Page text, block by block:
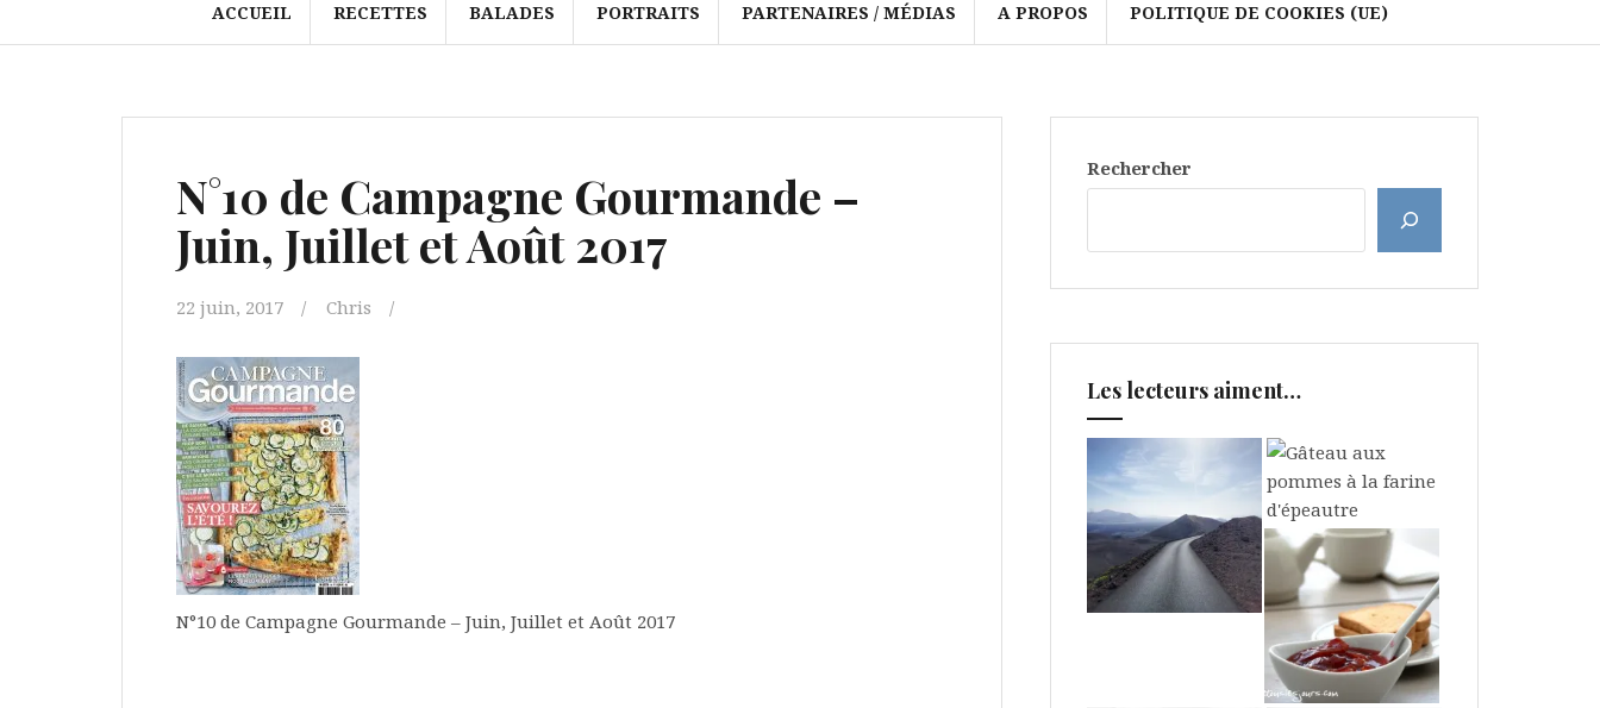
ACCUEIL RECETTES BALADES PORTRAITS PARTENAIRES / MÉDIAS A PROPOS POLITIQUE DE COOKIES (UE)
N°10 de Campagne Gourmande –
Juin, Juillet et Août 2017
22 juin, 2017 Chris
N°10 de Campagne Gourmande – Juin, Juillet et Août 2017
Rechercher
Les lecteurs aiment…